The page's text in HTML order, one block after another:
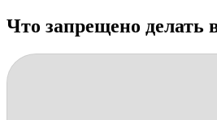
Что запрещено делать